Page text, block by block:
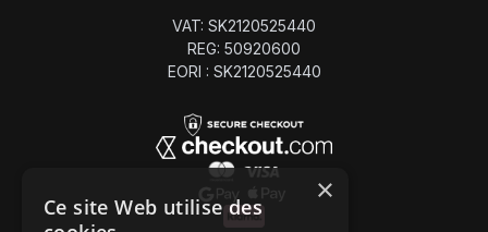
VAT: SK2120525440
REG: 50920600
EORI : SK2120525440
×
Ce site Web utilise des